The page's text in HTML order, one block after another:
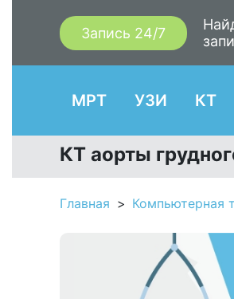
Запись 24/7
МРТ УЗИ КТ
КТ аорты
Главная Компьютерная